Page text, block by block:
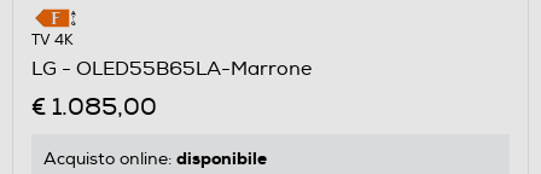
TV 4K
LG - OLED55B65LA-Marrone
€ 1.085,00
Acquisto online: disponibile